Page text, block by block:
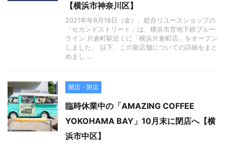
【横浜市神奈川区】
2021年年6月18日（金）、総合リユースショップの
「セカンドストリート」は、横浜市営地下鉄ブルー
ライン 片倉町駅近くに「横浜片倉町店」をオープン
しました。 以下、この新店舗についての詳細をまと
めまし ...
開店・閉店
臨時休業中の「AMAZING COFFEE
YOKOHAMA BAY」10月末に閉店へ【横
浜市中区】